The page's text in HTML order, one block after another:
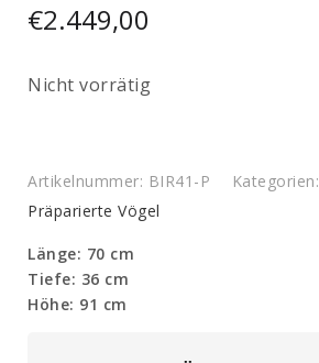
€2.449,00
Nicht vorrätig
Artikelnummer: BIR41-P Kategorien:
Präparierte Vögel
Länge: 70 cm
Tiefe: 36 cm
Höhe: 91 cm